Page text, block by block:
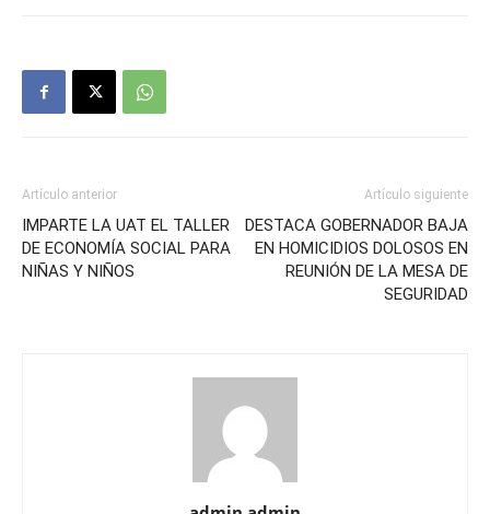
Artículo anterior
IMPARTE LA UAT EL TALLER
DE ECONOMÍA SOCIAL PARA
NIÑAS Y NIÑOS
Artículo siguiente
DESTACA GOBERNADOR BAJA
EN HOMICIDIOS DOLOSOS EN
REUNIÓN DE LA MESA DE
SEGURIDAD